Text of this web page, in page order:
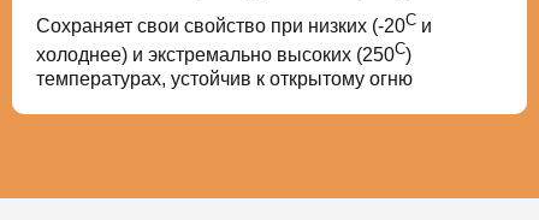
Сохраняет свои свойство при низких (-20С и
холоднее) и экстремально высоких (250С)
температурах, устойчив к открытому огню